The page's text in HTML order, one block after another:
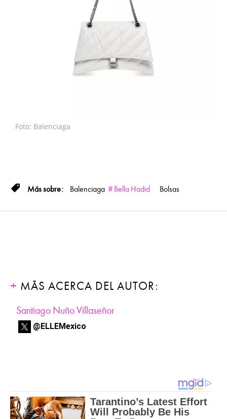
Foto: Balenciaga
Balenciaga Bella Hadid Bolsas
MÁS ACERCA DEL AUTOR:
Santiago Nuño Villaseñor
@ELLEMexico